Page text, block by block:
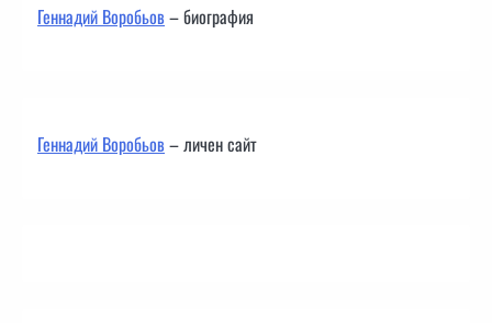
Геннадий Воробьов– биография
Геннадий Воробьов– личен сайт